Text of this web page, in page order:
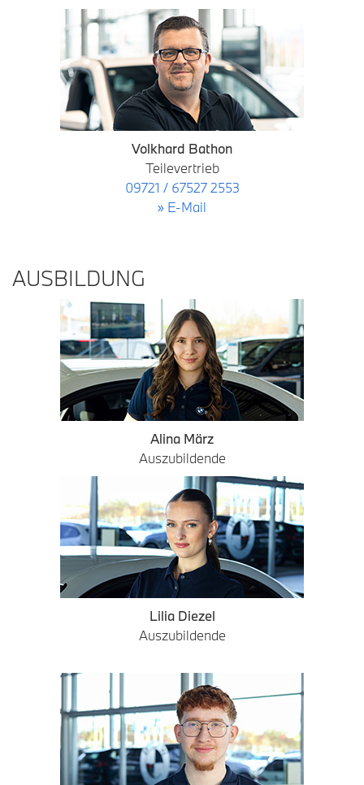
Volkhard Bathon
Teilevertrieb
09721 / 67527 2553
» E-Mail
AUSBILDUNG
Alina März
Auszubildende
Lilia Diezel
Auszubildende